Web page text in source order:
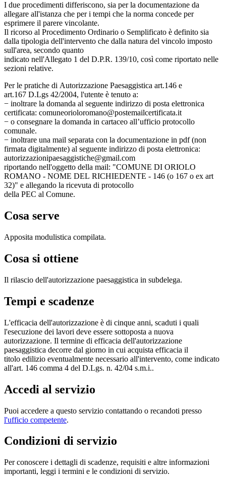
I due procedimenti differiscono, sia per la documentazione da
allegare all'istanza che per i tempi che la norma concede per
esprimere il parere vincolante.
Il ricorso al Procedimento Ordinario o Semplificato è definito sia
dalla tipologia dell'intervento che dalla natura del vincolo imposto
sull'area, secondo quanto
indicato nell'Allegato 1 del D.P.R. 139/10, così come riportato nelle
sezioni relative.
Per le pratiche di Autorizzazione Paesaggistica art.146 e
art.167 D.Lgs 42/2004, l'utente è tenuto a:
− inoltrare la domanda al seguente indirizzo di posta elettronica
certificata: comuneorioloromano@postemailcertificata.it
− o consegnare la domanda in cartaceo all’ufficio protocollo
comunale.
− inoltrare una mail separata con la documentazione in pdf (non
firmata digitalmente) al seguente indirizzo di posta elettronica:
autorizzazionipaesaggistiche@gmail.com
riportando nell'oggetto della mail: "COMUNE DI ORIOLO
ROMANO - NOME DEL RICHIEDENTE - 146 (o 167 o ex art
32)" e allegando la ricevuta di protocollo
della PEC al Comune.
Cosa serve
Apposita modulistica compilata.
Cosa si ottiene
Il rilascio dell'autorizzazione paesaggistica in subdelega.
Tempi e scadenze
L'efficacia dell'autorizzazione è di cinque anni, scaduti i quali
l'esecuzione dei lavori deve essere sottoposta a nuova
autorizzazione. Il termine di efficacia dell'autorizzazione
paesaggistica decorre dal giorno in cui acquista efficacia il
titolo edilizio eventualmente necessario all'intervento, come indicato
all'art. 146 comma 4 del D.Lgs. n. 42/04 s.m.i..
Accedi al servizio
Puoi accedere a questo servizio contattando o recandoti presso
l'ufficio competente.
Condizioni di servizio
Per conoscere i dettagli di scadenze, requisiti e altre informazioni
importanti, leggi i termini e le condizioni di servizio.